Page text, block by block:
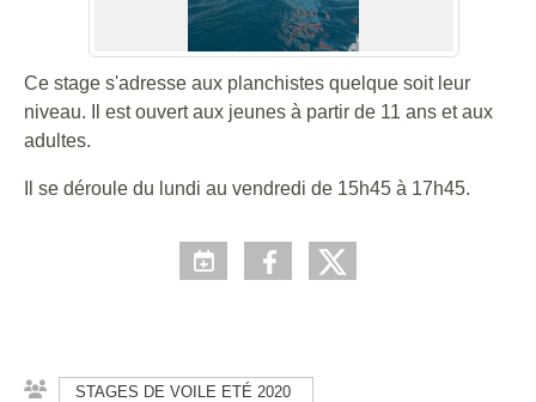
Ce stage s'adresse aux planchistes quelque soit leur
niveau. Il est ouvert aux jeunes à partir de 11 ans et aux
adultes.
Il se déroule du lundi au vendredi de 15h45 à 17h45.
STAGES DE VOILE ETÉ 2020